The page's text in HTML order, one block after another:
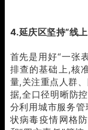
4.延庆区坚持“线
首先是用好“一张
排查的基础上,核
量,关注重点人群
据,全口径明晰防
分利用城市服务
状病毒疫情网格